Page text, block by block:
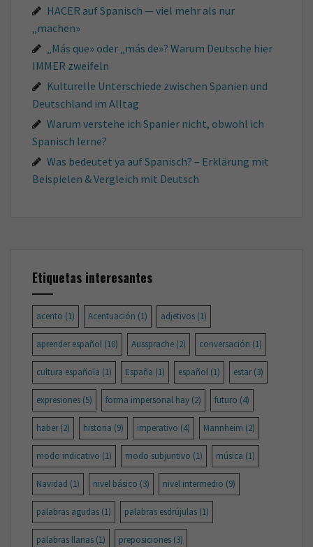
HACER auf Spanisch — viel mehr als nur
„machen»
„Más que» oder „más de»? Warum Deutsche hier
IMMER zweifeln
Kulturelle Unterschiede zwischen Spanien und
Deutschland im Alltag
Warum verstehe ich Spanier nicht, obwohl ich
Spanisch lerne?
Was bedeutet ya auf Spanisch? – Erklärung mit
Beispielen & Vergleich mit Deutsch
Etiquetas interesantes
acento (1) Acentuación (1) adjetivos (1)
aprender español (10) Aussprache (2) conversación (1)
cultura española (1) España (1) español (1) estar(3)
expresiones (5) forma impersonal hay (2) futuro (4)
haber(2) historia (9) imperativo (4) Mannheim (2)
modo indicativo (1) modo subjuntivo (1) música (1)
Navidad (1) nivel básico (3) nivel intermedio (9)
palabras agudas (1) palabras esdrújulas (1)
palabras llanas (1) preposiciones (3)